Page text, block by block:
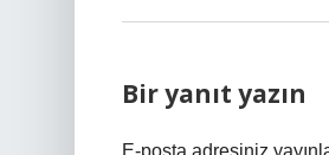
Bir yanıt yazın
E-posta adresiniz